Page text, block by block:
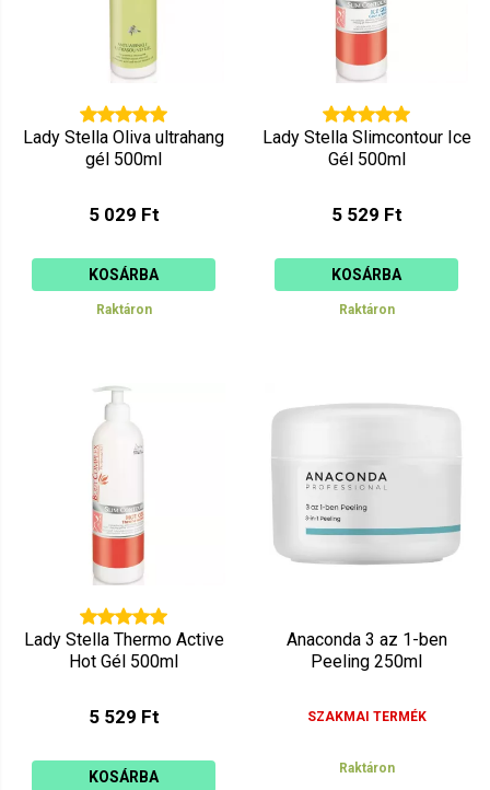
Lady Stella Oliva ultrahang
gél 500ml
5 029 Ft
KOSÁRBA
Raktáron
Lady Stella Slimcontour Ice
Gél 500ml
5 529 Ft
KOSÁRBA
Raktáron
Lady Stella Thermo Active
Hot Gél 500ml
5 529 Ft
KOSÁRBA
Anaconda 3 az 1-ben
Peeling 250ml
SZAKMAI TERMÉK
Raktáron